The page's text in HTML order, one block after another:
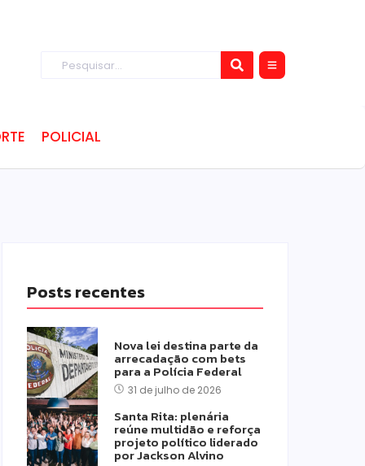
POLICIAL
Posts recentes
Nova lei destina parte da
arrecadação com bets
para a Polícia Federal
31 de julho de 2026
Santa Rita: plenária
reúne multidão e reforça
projeto político liderado
por Jackson Alvino